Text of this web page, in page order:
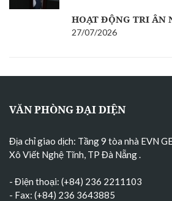
HOẠT ĐỘNG TRI ÂN NHÂN…
VĂN PHÒNG ĐẠI DIỆN
Địa chỉ giao dịch: Tầng 9 tòa nhà EVN
Xô Viết Nghệ Tĩnh, TP Đà Nẵng
- Điện thoại: (+84) 236 2211103
- Fax: (+84) 236 3643885